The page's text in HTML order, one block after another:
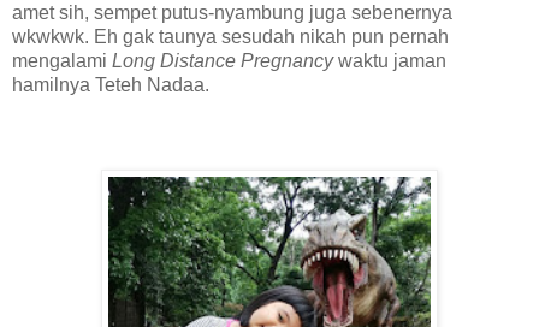
amet sih, sempet putus-nyambung juga sebenernya
wkwkwk. Eh gak taunya sesudah nikah pun pernah
mengalami Long Distance Pregnancywaktu jaman
hamilnya Teteh Nadaa.